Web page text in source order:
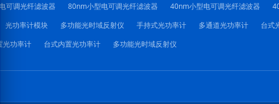
可调光纤滤波器 80nm小型电可调光纤滤波器 40nm小型电可调光纤滤波器
光功率计模块 多功能光时域反射仪 手持式光功率计 多通道光功率计 台式
光功率计 台式内置光功率计 多功能光时域反射仪